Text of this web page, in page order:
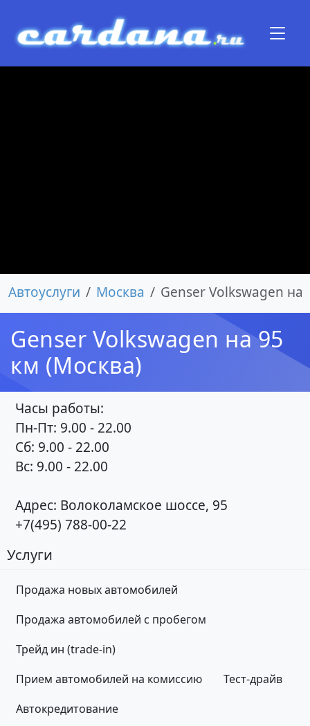
Автоуслуги Москва Genser Volkswagen на
Genser Volkswagen на 95
км (Москва)
Часы работы:
Пн-Пт: 9.00 - 22.00
Сб: 9.00 - 22.00
Вс: 9.00 - 22.00
Адрес: Волоколамское шоссе, 95
+7(495) 788-00-22
Услуги
Продажа новых автомобилей
Продажа автомобилей с пробегом
Трейд ин (trade-in)
Прием автомобилей на комиссию
Тест-драйв
Автокредитование